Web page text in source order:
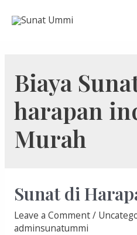
Biaya
harapan
Murah
Sunat di
Leave a Comment/
adminsunatummi